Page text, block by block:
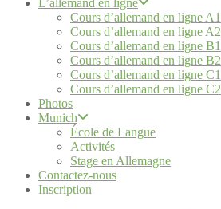
L’allemand en ligne
Cours d’allemand en ligne A1
Cours d’allemand en ligne A2
Cours d’allemand en ligne B1
Cours d’allemand en ligne B2
Cours d’allemand en ligne C1
Cours d’allemand en ligne C2
Photos
Munich
École de Langue
Activités
Stage en Allemagne
Contactez-nous
Inscription